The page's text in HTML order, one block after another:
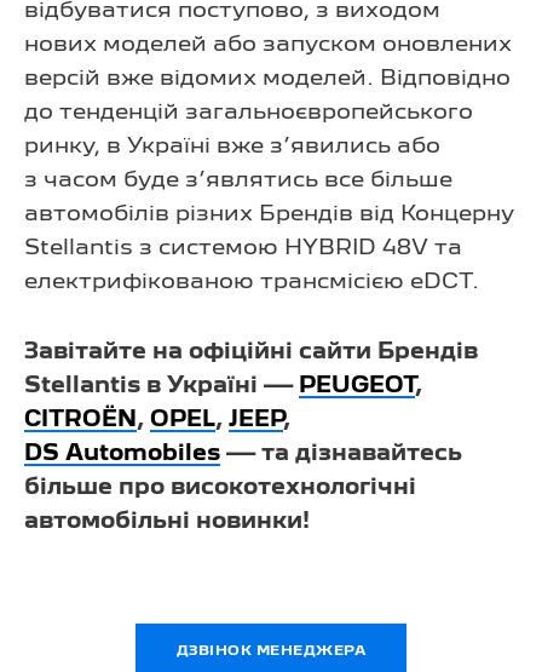
відбуватися поступово, з виходом
нових моделей або запуском оновлених
версій вже відомих моделей. Відповідно
до тенденцій загальноєвропейського
ринку, в Україні вже з’явились або
з часом буде з’являтись все більше
автомобілів різних Брендів від Концерну
Stellantis з системою HYBRID 48V та
електрифікованою трансмісією eDCT.
Завітайте на офіційні сайти Брендів
Stellantis в Україні — PEUGEOT ,
CITROЁN , OPEL, JEEP,
DS Automobiles — та дізнавайтесь
більше про високотехнологічні
автомобільні новинки!
ДЗВІНОК МЕНЕДЖЕРА